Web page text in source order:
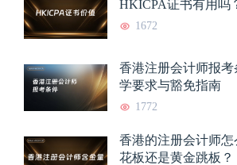
HKICPA证书有用吗
1672
香港注册会计师报考
学要求与豁免指南
1772
香港的注册会计师
花板还是黄金跳板？